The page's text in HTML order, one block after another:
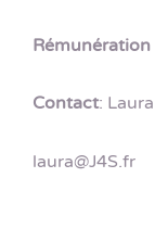
Rémunération
Contact: Laura
laura@J4S.fr